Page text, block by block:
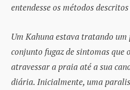
entendesse os métodos
Um Kahuna estava tratando
conjunto fugaz de sintomas que
atravessar a praia até a sua
diária. Inicialmente, uma